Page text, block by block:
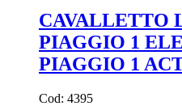
CAVALLETTO
PIAGGIO 1
PIAGGIO 1
Cod: 4395